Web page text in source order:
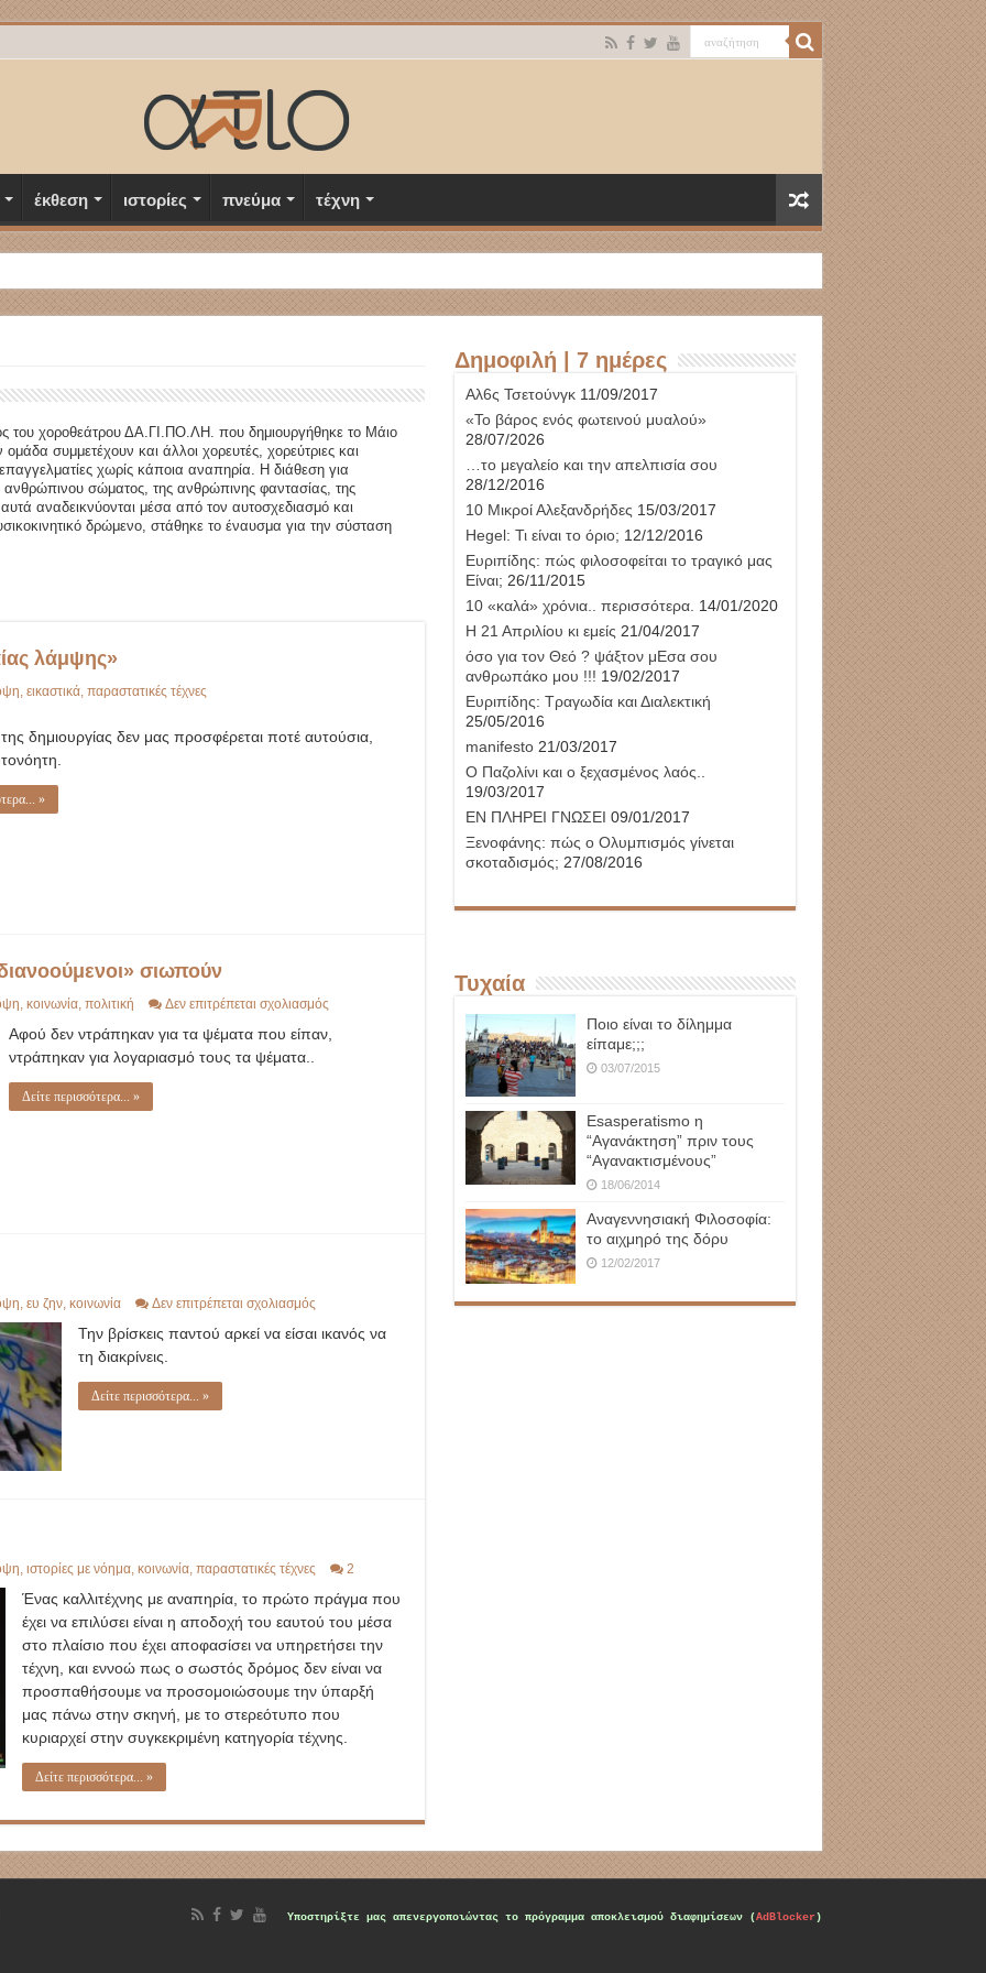
έκθεση ιστορίες πνεύμα τέχνη
του χοροθεάτρου ΔΑ.ΓΙ.ΠΟ.ΛΗ. που δημιουργήθηκε το Μάιο
συμμετέχουν και άλλοι χορευτές, χορεύτριες και
χωρίς κάποια αναπηρία. Η διάθεση για
σώματος, της ανθρώπινης φαντασίας, της
αναδεικνύονται μέσα από τον αυτοσχεδιασμό και
δρώμενο, στάθηκε το έναυσμα για την σύσταση
λάμψης»
εικαστικά, παραστατικές τέχνες
δημιουργίας δεν μας προσφέρεται ποτέ αυτούσια,
»
σιωπούν
, κοινωνία, πολιτική Δεν επιτρέπεται σχολιασμόςστο
Ελλάδα
Αφού δεν ντράπηκαν για τα ψέματα που είπαν,
ντράπηκαν για λογαριασμό τους τα ψέματα..
Δείτε περισσότερα... »
ευ ζην, κοινωνία Δεν επιτρέπεται σχολιασμόςστο
εγκώμιον
Την βρίσκεις παντού αρκεί να είσαι ικανός να
τη διακρίνεις.
Δείτε περισσότερα... »
ιστορίες με νόημα, κοινωνία, παραστατικές τέχνες 2
Ένας καλλιτέχνης με αναπηρία, το πρώτο πράγμα που
έχει να επιλύσει είναι η αποδοχή του εαυτού του μέσα
στο πλαίσιο που έχει αποφασίσει να υπηρετήσει την
τέχνη, και εννοώ πως ο σωστός δρόμος δεν είναι να
προσπαθήσουμε να προσομοιώσουμε την ύπαρξή
μας πάνω στην σκηνή, με το στερεότυπο που
κυριαρχεί στην συγκεκριμένη κατηγορία τέχνης.
Δείτε περισσότερα... »
Δημοφιλή | 7 ημέρες
Αλ6ς Τσετούνγκ11/09/2017
«Το βάρος ενός φωτεινού μυαλού»
28/07/2026
…το μεγαλείο και την απελπισία σου
28/12/2016
10 Μικροί Αλεξανδρήδες 15/03/2017
Hegel: Τι είναι το όριο; 12/12/2016
Ευριπίδης: πώς φιλοσοφείται το τραγικό μας
Είναι; 26/11/2015
10 «καλά» χρόνια.. περισσότερα. 14/01/2020
Η 21 Απριλίου κι εμείς 21/04/2017
όσο για τον Θεό ? ψάξτον μΕσα σου
ανθρωπάκο μου !!! 19/02/2017
Ευριπίδης: Τραγωδία και Διαλεκτική
25/05/2016
manifesto21/03/2017
Ο Παζολίνι και ο ξεχασμένος λαός..
19/03/2017
ΕΝ ΠΛΗΡΕΙ ΓΝΩΣΕΙ 09/01/2017
Ξενοφάνης: πώς ο Ολυμπισμός γίνεται
σκοταδισμός; 27/08/2016
Τυχαία
Ποιο είναι το δίλημμα
είπαμε;;;
03/07/2015
Esasperatismo η
“Αγανάκτηση” πριν τους
“Αγανακτισμένους”
18/06/2014
Αναγεννησιακή Φιλοσοφία:
το αιχμηρό της δόρυ
12/02/2017
Υποστηρίξτε μας απενεργοποιώντας το πρόγραμμα αποκλεισμού διαφημίσεων (AdBlocker)